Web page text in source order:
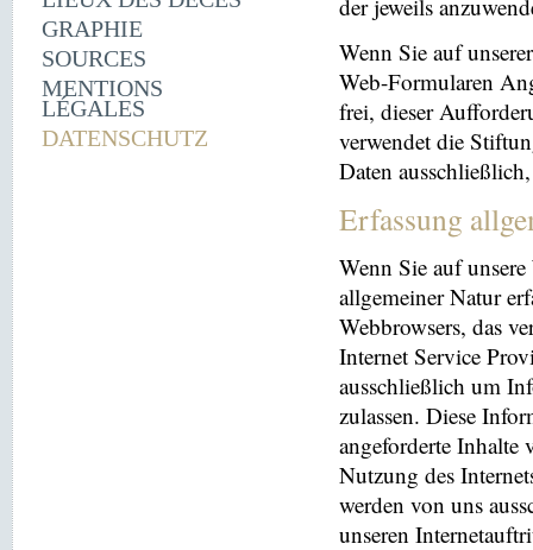
GRAPHIE
SOURCES
MENTIONS
LÉGALES
DATENSCHUTZ
der jeweils
Wenn Sie auf
Web-Formularen
frei, dieser
verwendet die
Daten
Erfassung
Wenn Sie auf
allgemeiner Natur
Webbrowsers, das
Internet Service
ausschließlich um
zulassen. Diese
angeforderte Inhalte
Nutzung des
werden von uns
unseren